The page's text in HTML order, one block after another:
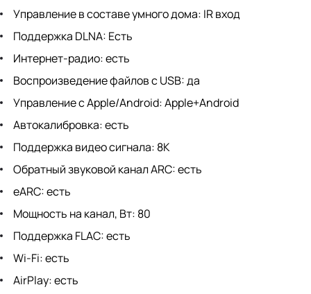
Управление в составе умного дома: IR вход
Поддержка DLNA: Есть
Интернет-радио: есть
Воспроизведение файлов c USB: да
Управление с Apple/Android: Apple+Android
Автокалибровка: есть
Поддержка видео сигнала: 8K
Обратный звуковой канал ARC: есть
eARC: есть
Мощность на канал, Вт: 80
Поддержка FLAC: есть
Wi-Fi: есть
AirPlay: есть